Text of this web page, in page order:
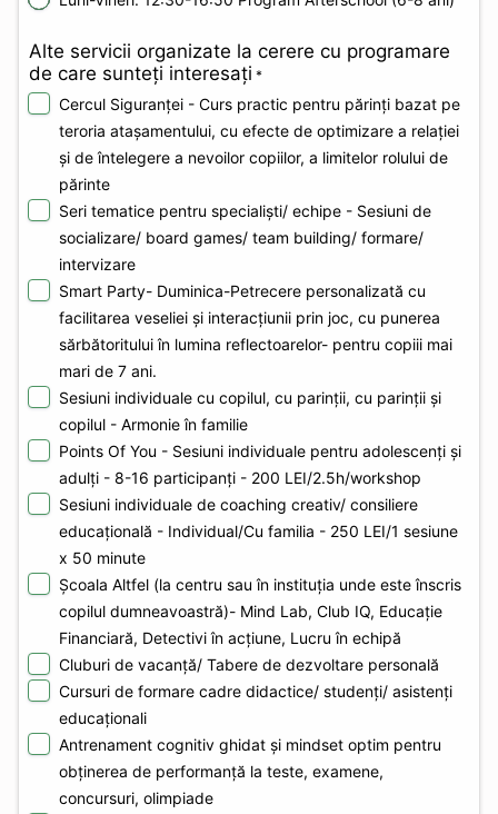
Alte servicii organizate la cerere cu programare
de care sunteți interesați *
Cercul Siguranței - Curs practic pentru părinți bazat pe
teroria atașamentului, cu efecte de optimizare a relației
și de întelegere a nevoilor copiilor, a limitelor rolului de
părinte
Seri tematice pentru specialiști/ echipe - Sesiuni de
socializare/ board games/ team building/ formare/
intervizare
Smart Party- Duminica-Petrecere personalizată cu
facilitarea veseliei și interacțiunii prin joc, cu punerea
sărbătoritului în lumina reflectoarelor- pentru copiii mai
mari de 7 ani.
Sesiuni individuale cu copilul, cu parinții, cu parinții și
copilul - Armonie în familie
Points Of You - Sesiuni individuale pentru adolescenți și
adulți - 8-16 participanți - 200 LEI/2.5h/workshop
Sesiuni individuale de coaching creativ/ consiliere
educațională - Individual/Cu familia - 250 LEI/1 sesiune
x 50 minute
Școala Altfel (la centru sau în instituția unde este înscris
copilul dumneavoastră)- Mind Lab, Club IQ, Educație
Financiară, Detectivi în acțiune, Lucru în echipă
Cluburi de vacanță/ Tabere de dezvoltare personală
Cursuri de formare cadre didactice/ studenți/ asistenți
educaționali
Antrenament cognitiv ghidat și mindset optim pentru
obținerea de performanță la teste, examene,
concursuri, olimpiade